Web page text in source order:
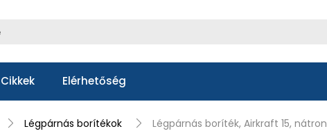
Cikkek Elérhetőség
Légpárnás borítékok Légpárnás boríték, Airkraft 15, nátron